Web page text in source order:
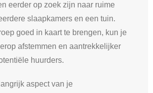
eerder op zoek zijn naar ruime
slaapkamers en een tuin.
goed in kaart te brengen, kun je
afstemmen en aantrekkelijker
huurders.
aspect van je